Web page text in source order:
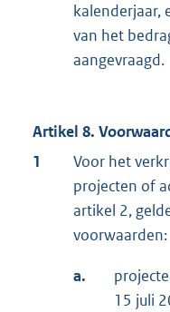
kalenderjaar,
van het
aangevraagd.
Artikel 8.
1
Voor het
projecten of
artikel 2,
voorwaarden:
a.
15 juli